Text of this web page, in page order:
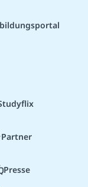
Partner
Presse